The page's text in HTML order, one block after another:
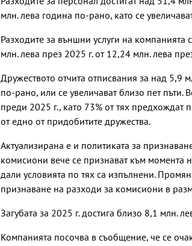
млн. лева година по-рано, като се
Разходите за външни услуги на
млн. лева през 2025 г. от 12,24 млн. лева
Дружеството отчита отписвания за над 5,9
по-рано, или се увеличават близо пет пъти.
преди 2025 г., като 73% от тях предхождат
от едно от придобитите дружества.
Актуализирана е и политиката за
комисиони вече се признават към момента
дали условията по тях са изпълнени.
признаване на разходи за комисиони в
Загубата за 2025 г. достига близо 8,1 млн.
Компанията посочва в съобщение, че се
Нови 45 курсанти
посрещнати във
училище във
Няма дълбоки
на мястото, на
Хванаха за ден 31